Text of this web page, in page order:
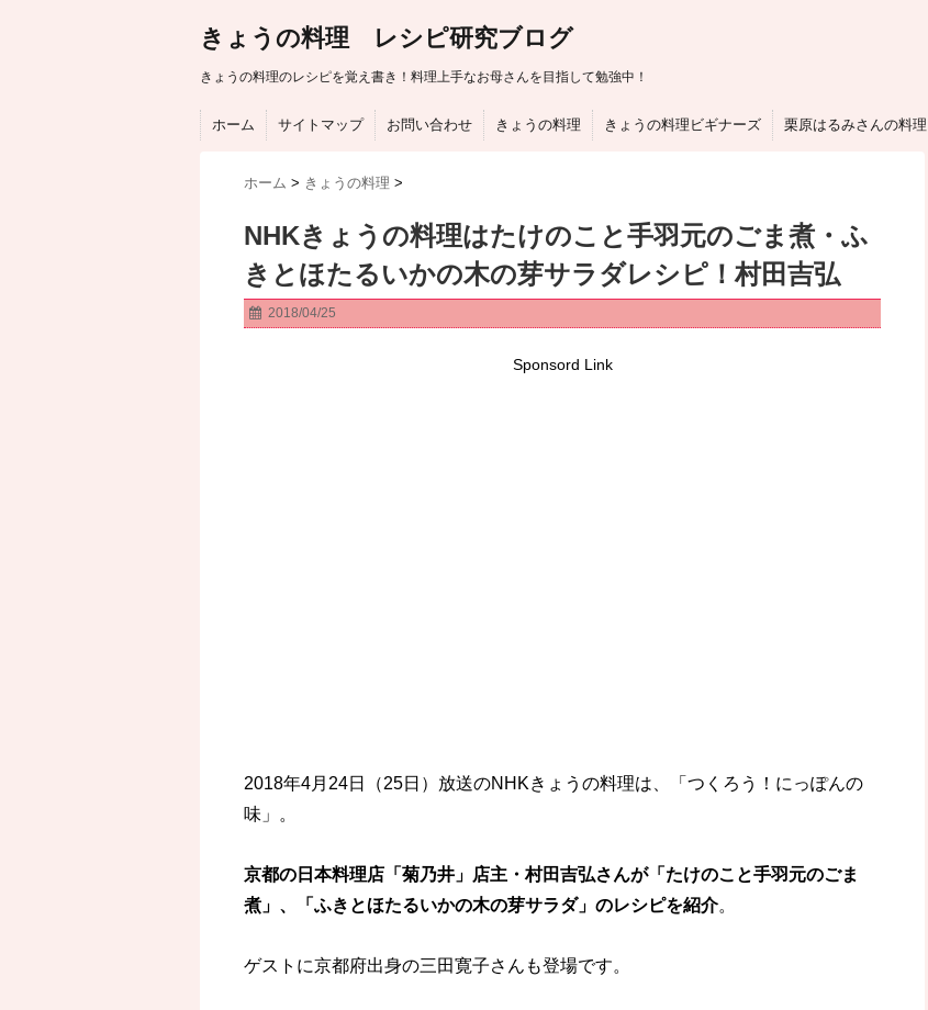
きょうの料理 レシピ研究ブログ
きょうの料理のレシピを覚え書き！料理上手なお母さんを目指して勉強中！
ホーム サイトマップ お問い合わせ きょうの料理 きょうの料理ビギナーズ 栗原はるみさんの料理
ホーム > きょうの料理 >
NHKきょうの料理はたけのこと手羽元のごま煮・ふ
きとほたるいかの木の芽サラダレシピ！村田吉弘
2018/04/25
Sponsord Link
2018年4月24日（25日）放送のNHKきょうの料理は、「つくろう！にっぽんの
味」。
京都の日本料理店「菊乃井」店主・村田吉弘さんが「たけのこと手羽元のごま
煮」、「ふきとほたるいかの木の芽サラダ」のレシピを紹介。
ゲストに京都府出身の三田寛子さんも登場です。